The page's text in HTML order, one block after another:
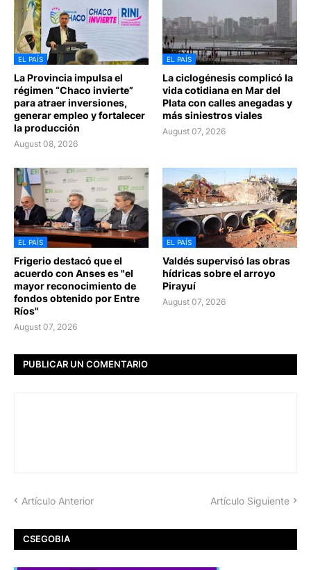
EL PAÍS
La Provincia impulsa el
régimen “Chaco invierte”
para atraer inversiones,
generar empleo y fortalecer
la producción
August 08, 2026
EL PAÍS
La ciclogénesis complicó la
vida cotidiana en Mar del
Plata con calles anegadas y
más siniestros viales
August 07, 2026
EL PAÍS
Frigerio destacó que el
acuerdo con Anses es "el
mayor reconocimiento de
fondos obtenido por Entre
Ríos"
August 07, 2026
EL PAÍS
Valdés supervisó las obras
hídricas sobre el arroyo
Pirayuí
August 07, 2026
PUBLICAR UN COMENTARIO
Artículo Anterior Artículo Siguiente
CSEGOBIA